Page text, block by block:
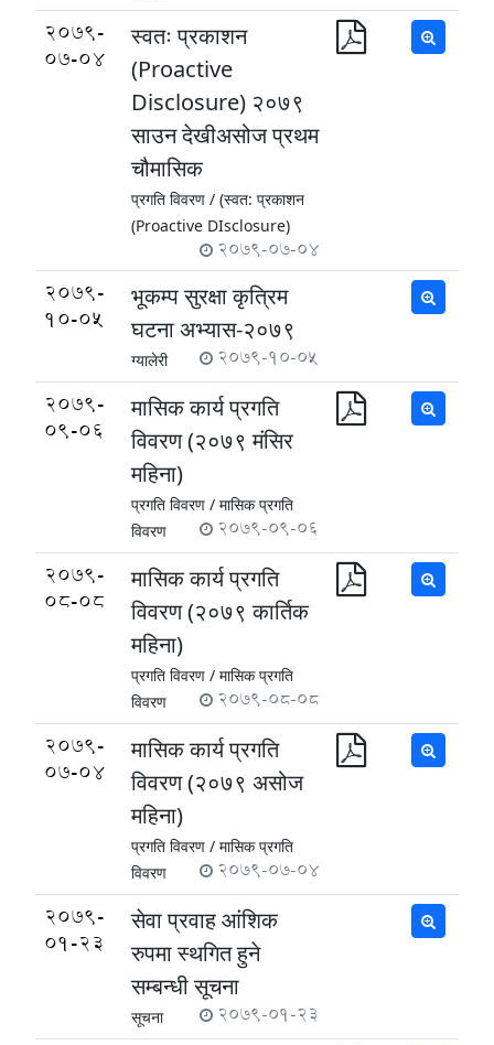
2079-
07-04
स्वतः प्रकाशन
(Proactive
Disclosure) २०७९
साउन देखीअसोज प्रथम
चौमासिक
प्रगति विवरण / (स्वत: प्रकाशन
(Proactive DIsclosure)
2079-07-04
2079-
10-05
भूकम्प सुरक्षा कृत्रिम
घटना अभ्यास-२०७९
ग्यालेरी 2079-10-05
2079-
09-06
मासिक कार्य प्रगति
विवरण (२०७९ मं‌सिर
महिना)
प्रगति विवरण / मासिक प्रगति
विवरण
2079-09-06
2079-
08-08
मासिक कार्य प्रगति
विवरण (२०७९ कार्तिक
महिना)
प्रगति विवरण / मासिक प्रगति
विवरण
2079-08-08
2079-
07-04
मासिक कार्य प्रगति
विवरण (२०७९ असोज
महिना)
प्रगति विवरण / मासिक प्रगति
विवरण
2079-07-04
2079-
01-23
सेवा प्रवाह आं‌शिक
रुपमा स्थगित हुने
सम्बन्धी सूचना
सूचना 2079-01-23